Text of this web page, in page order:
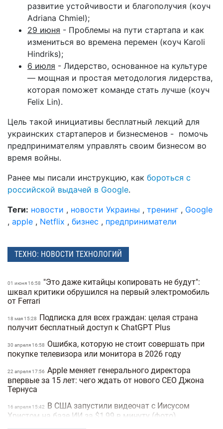
развитие устойчивости и благополучия (коуч
Adriana Chmiel);
29 июня - Проблемы на пути стартапа и как
измениться во времена перемен (коуч Karoli
Hindriks);
6 июля - Лидерство, основанное на культуре
— мощная и простая методология лидерства,
которая поможет команде стать лучше (коуч
Felix Lin).
Цель такой инициативы бесплатный лекций для
украинских стартаперов и бизнесменов - помочь
предпринимателям управлять своим бизнесом во
время войны.
Ранее мы писали инструкцию, как бороться с
российской выдачей в Google.
Теги: новости , новости Украины , тренинг , Google
, apple , Netflix , бизнес , предприниматели
ТЕХНО: НОВОСТИ ТЕХНОЛОГИЙ
01 июня 16:58
"Это даже китайцы копировать не будут":
шквал критики обрушился на первый электромобиль
от Ferrari
18 мая 15:28
Подписка для всех граждан: целая страна
получит бесплатный доступ к ChatGPT Plus
30 апреля 16:58
Ошибка, которую не стоит совершать при
покупке телевизора или монитора в 2026 году
22 апреля 17:56 Apple меняет генерального директора
впервые за 15 лет: чего ждать от нового CEO Джона
Тернуса
16 апреля 15:42
В США запустили видеочат с Иисусом
Христом на базе ИИ за $1,99 в минуту (фото)